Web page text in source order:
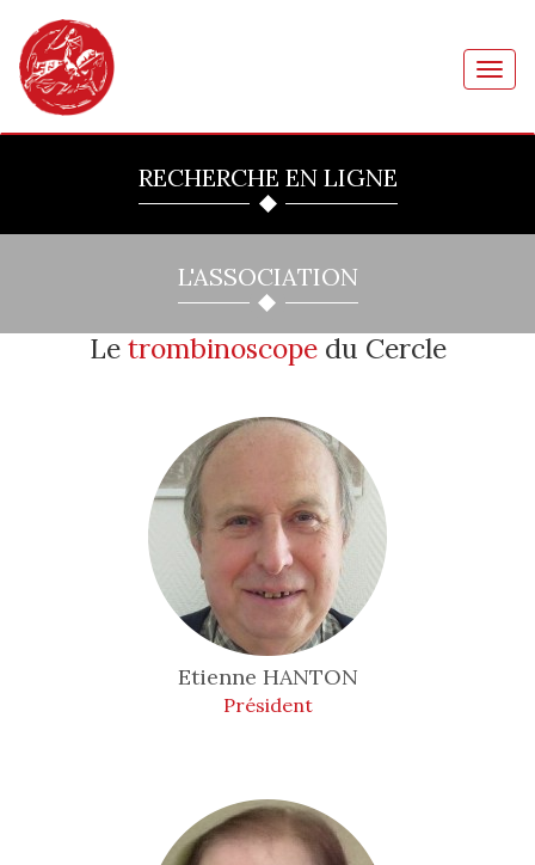
RECHERCHE EN LIGNE
L'ASSOCIATION
Le trombinoscopedu Cercle
Etienne HANTON
Président